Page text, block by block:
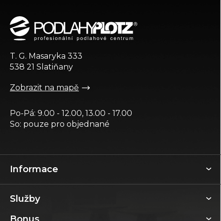
Informace
Služby
T. G. Masaryka 333
538 21 Slatiňany
Zobrazit na mapě
Po-Pá: 9.00 - 12.00, 13.00 - 17.00
So: pouze pro objednané